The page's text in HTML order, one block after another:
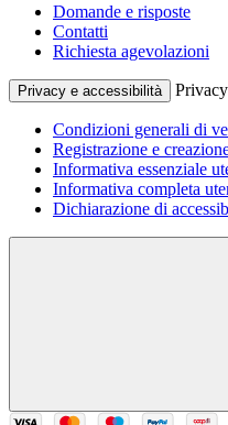
Domande e risposte
Contatti
Richiesta agevolazioni
Privacy e accessibilità
Condizioni generali di
Registrazione e
Informativa essenziale
Informativa completa
Dichiarazione di